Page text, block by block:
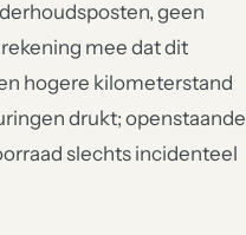
geen
mee dat dit
hogere kilometerstand
drukt; openstaande
slechts incidenteel